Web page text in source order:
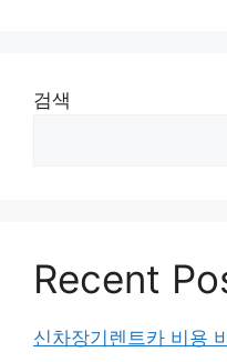
검색
Recent
신차장기렌트카 비용